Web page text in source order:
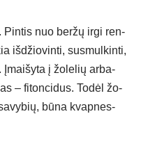
Pin­tis nuo ber­žų ir­gi ren­
iš­džio­vin­ti, su­smul­kin­ti,
Įmai­šy­ta į žo­le­lių ar­ba­
– fi­ton­ci­dus. To­dėl žo­
bū­na kvap­nes­